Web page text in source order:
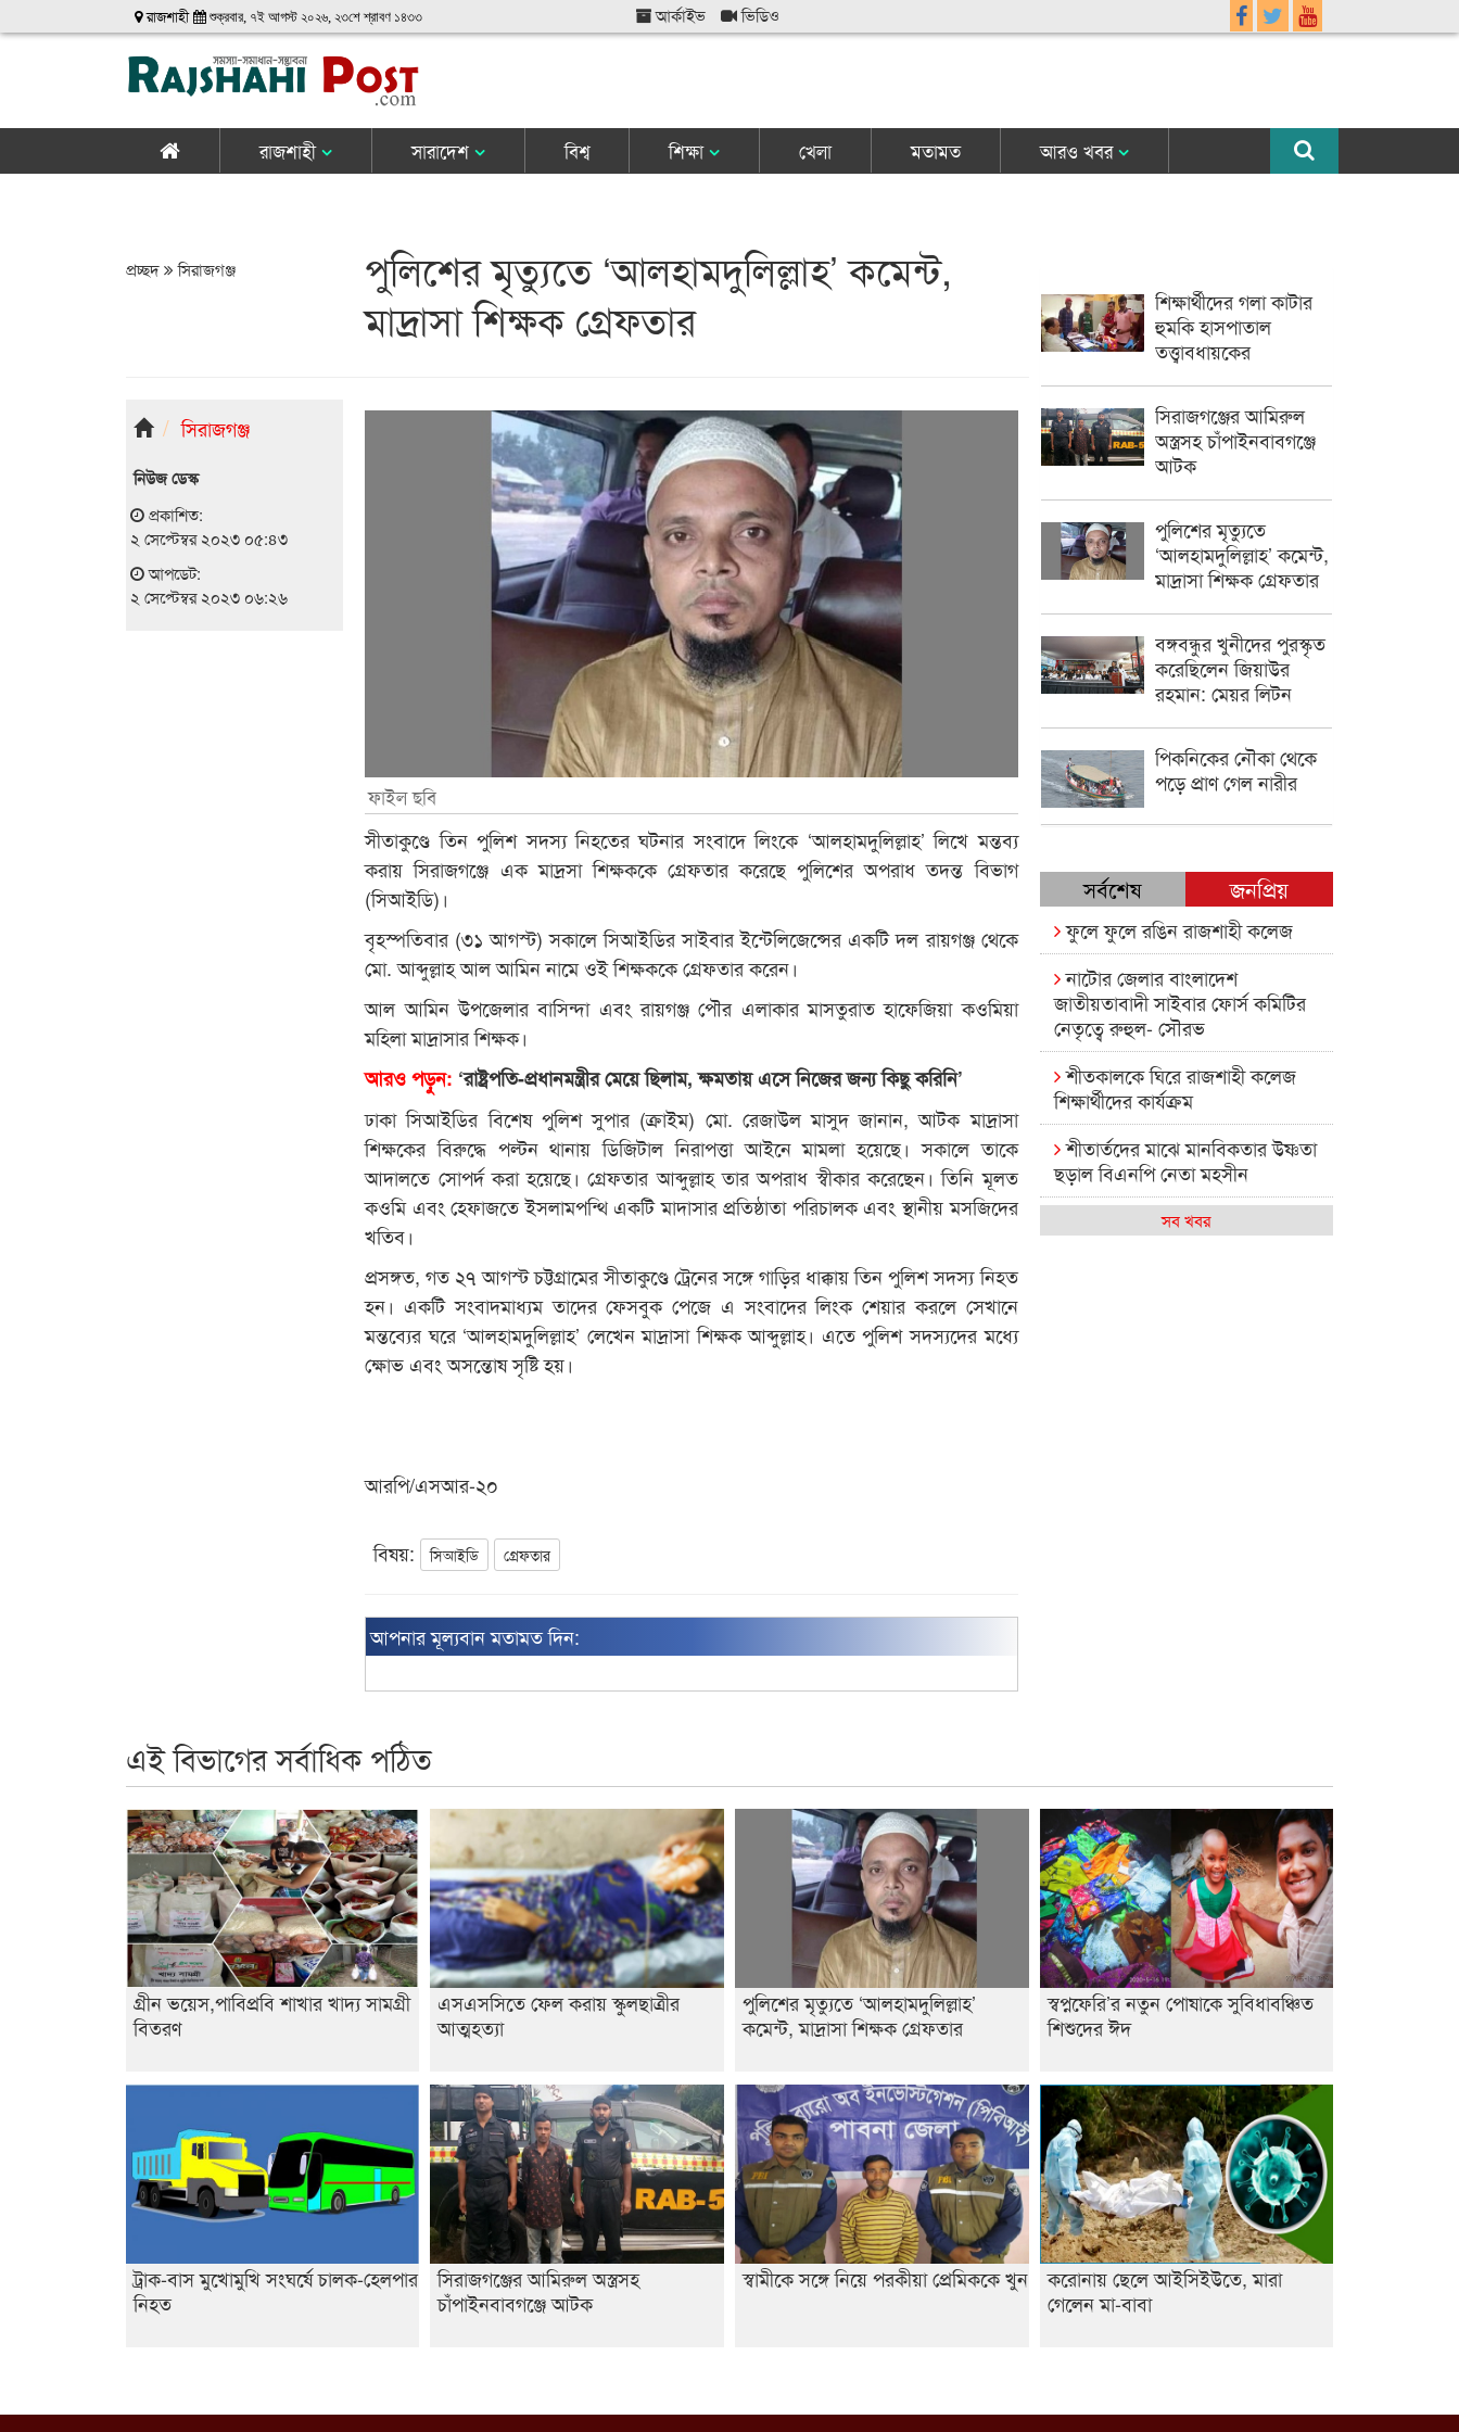
রাজশাহী শুক্রবার, ৭ই আগস্ট ২০২৬, ২৩শে শ্রাবণ ১৪৩৩ আর্কাইভ ভিডিও
রাজশাহী সারাদেশ বিশ্ব শিক্ষা খেলা মতামত আরও খবর
প্রচ্ছদ সিরাজগঞ্জ
পুলিশের মৃত্যুতে ‘আলহামদুলিল্লাহ’ কমেন্ট,
মাদ্রাসা শিক্ষক গ্রেফতার
সিরাজগঞ্জ
নিউজ ডেস্ক
প্রকাশিত:
২ সেপ্টেম্বর ২০২৩ ০৫:৪৩
আপডেট:
২ সেপ্টেম্বর ২০২৩ ০৬:২৬
ফাইল ছবি
সীতাকুণ্ডে তিন পুলিশ সদস্য নিহতের ঘটনার সংবাদে লিংকে ‘আলহামদুলিল্লাহ’ লিখে মন্তব্য
করায় সিরাজগঞ্জে এক মাদ্রসা শিক্ষককে গ্রেফতার করেছে পুলিশের অপরাধ তদন্ত বিভাগ
(সিআইডি)।
বৃহস্পতিবার (৩১ আগস্ট) সকালে সিআইডির সাইবার ইন্টেলিজেন্সের একটি দল রায়গঞ্জ থেকে
মো. আব্দুল্লাহ আল আমিন নামে ওই শিক্ষককে গ্রেফতার করেন।
আল আমিন উপজেলার বাসিন্দা এবং রায়গঞ্জ পৌর এলাকার মাসতুরাত হাফেজিয়া কওমিয়া
মহিলা মাদ্রাসার শিক্ষক।
আরও পড়ুন: ‘রাষ্ট্রপতি-প্রধানমন্ত্রীর মেয়ে ছিলাম, ক্ষমতায় এসে নিজের জন্য কিছু করিনি’
ঢাকা সিআইডির বিশেষ পুলিশ সুপার (ক্রাইম) মো. রেজাউল মাসুদ জানান, আটক মাদ্রাসা
শিক্ষকের বিরুদ্ধে পল্টন থানায় ডিজিটাল নিরাপত্তা আইনে মামলা হয়েছে। সকালে তাকে
আদালতে সোপর্দ করা হয়েছে। গ্রেফতার আব্দুল্লাহ তার অপরাধ স্বীকার করেছেন। তিনি মূলত
কওমি এবং হেফাজতে ইসলামপন্থি একটি মাদাসার প্রতিষ্ঠাতা পরিচালক এবং স্থানীয় মসজিদের
খতিব।
প্রসঙ্গত, গত ২৭ আগস্ট চট্টগ্রামের সীতাকুণ্ডে ট্রেনের সঙ্গে গাড়ির ধাক্কায় তিন পুলিশ সদস্য নিহত
হন। একটি সংবাদমাধ্যম তাদের ফেসবুক পেজে এ সংবাদের লিংক শেয়ার করলে সেখানে
মন্তব্যের ঘরে ‘আলহামদুলিল্লাহ’ লেখেন মাদ্রাসা শিক্ষক আব্দুল্লাহ। এতে পুলিশ সদস্যদের মধ্যে
ক্ষোভ এবং অসন্তোষ সৃষ্টি হয়।
আরপি/এসআর-২০
বিষয়: সিআইডি গ্রেফতার
আপনার মূল্যবান মতামত দিন:
শিক্ষার্থীদের গলা কাটার
হুমকি হাসপাতাল
তত্ত্বাবধায়কের
সিরাজগঞ্জের আমিরুল
অস্ত্রসহ চাঁপাইনবাবগঞ্জে
আটক
পুলিশের মৃত্যুতে
‘আলহামদুলিল্লাহ’ কমেন্ট,
মাদ্রাসা শিক্ষক গ্রেফতার
বঙ্গবন্ধুর খুনীদের পুরস্কৃত
করেছিলেন জিয়াউর
রহমান: মেয়র লিটন
পিকনিকের নৌকা থেকে
পড়ে প্রাণ গেল নারীর
সর্বশেষ জনপ্রিয়
ফুলে ফুলে রঙিন রাজশাহী কলেজ
নাটোর জেলার বাংলাদেশ
জাতীয়তাবাদী সাইবার ফোর্স কমিটির
নেতৃত্বে রুহুল- সৌরভ
শীতকালকে ঘিরে রাজশাহী কলেজ
শিক্ষার্থীদের কার্যক্রম
শীতার্তদের মাঝে মানবিকতার উষ্ণতা
ছড়াল বিএনপি নেতা মহসীন
রাজশাহী কলেজের মিষ্টি বিকেল
ডাকসুতে শিবিরের নিরঙ্কুশ জয়
রাজশাহীতে ট্রাকচাপায় ভ্যানচালক
নিহত
শেষ সময়ে ভোট কারচুরি অভিযোগ
আবিদের
সব খবর
এই বিভাগের সর্বাধিক পঠিত
গ্রীন ভয়েস,পাবিপ্রবি শাখার খাদ্য সামগ্রী
বিতরণ
এসএসসিতে ফেল করায় স্কুলছাত্রীর
আত্মহত্যা
পুলিশের মৃত্যুতে ‘আলহামদুলিল্লাহ’
কমেন্ট, মাদ্রাসা শিক্ষক গ্রেফতার
স্বপ্নফেরি’র নতুন পোষাকে সুবিধাবঞ্চিত
শিশুদের ঈদ
ট্রাক-বাস মুখোমুখি সংঘর্ষে চালক-হেলপার
নিহত
সিরাজগঞ্জের আমিরুল অস্ত্রসহ
চাঁপাইনবাবগঞ্জে আটক
স্বামীকে সঙ্গে নিয়ে পরকীয়া প্রেমিককে খুন
করোনায় ছেলে আইসিইউতে, মারা
গেলেন মা-বাবা